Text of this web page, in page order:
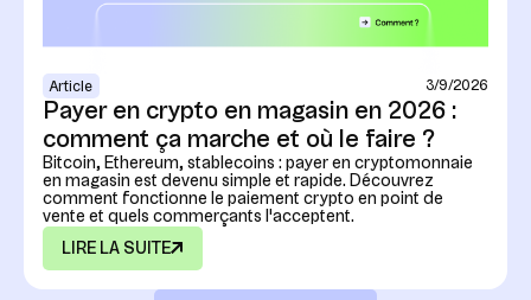
Article 3/9/2026
Payer en crypto en magasin en 2026 :
comment ça marche et où le faire ?
Bitcoin, Ethereum, stablecoins : payer en cryptomonnaie
en magasin est devenu simple et rapide. Découvrez
comment fonctionne le paiement crypto en point de
vente et quels commerçants l'acceptent.
LIRE LA SUITE